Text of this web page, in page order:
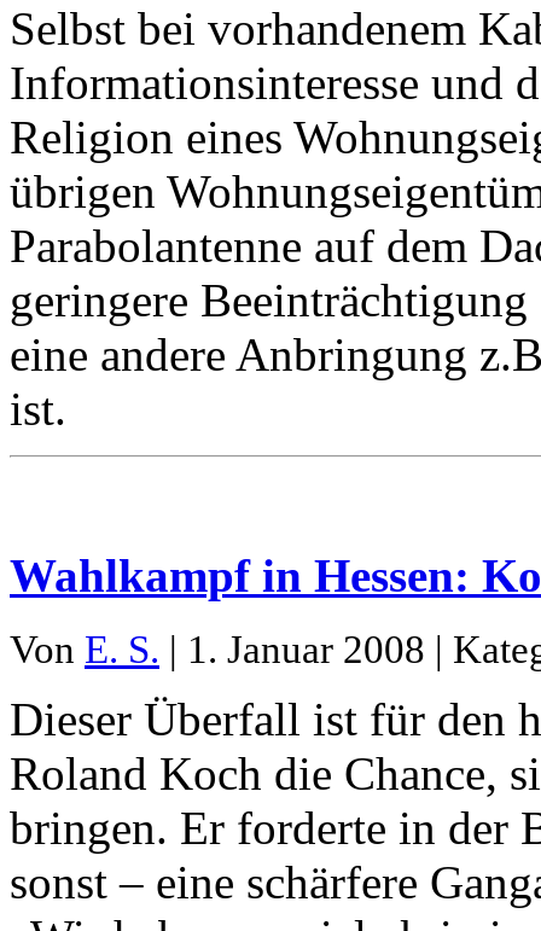
Selbst bei vorhandenem
Informationsinteresse und
Religion eines
übrigen
Parabolantenne auf dem
geringere
eine andere Anbringung
ist.
Wahlkampf in Hessen:
Von E. S. | 1. Januar 2008 |
Dieser Überfall ist für den
Roland Koch die Chance,
bringen. Er forderte in der
sonst – eine schärfere